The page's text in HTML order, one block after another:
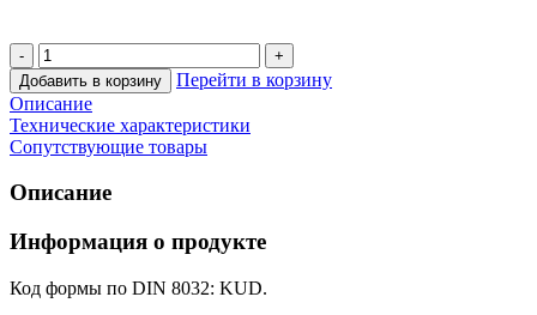
Добавить в корзину
Перейти в корзину
Описание
Технические характеристики
Сопутствующие товары
Описание
Информация о продукте
Код формы по DIN 8032: KUD.